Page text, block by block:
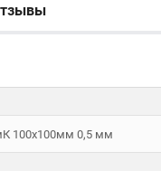
100х100мм 0,5 мм